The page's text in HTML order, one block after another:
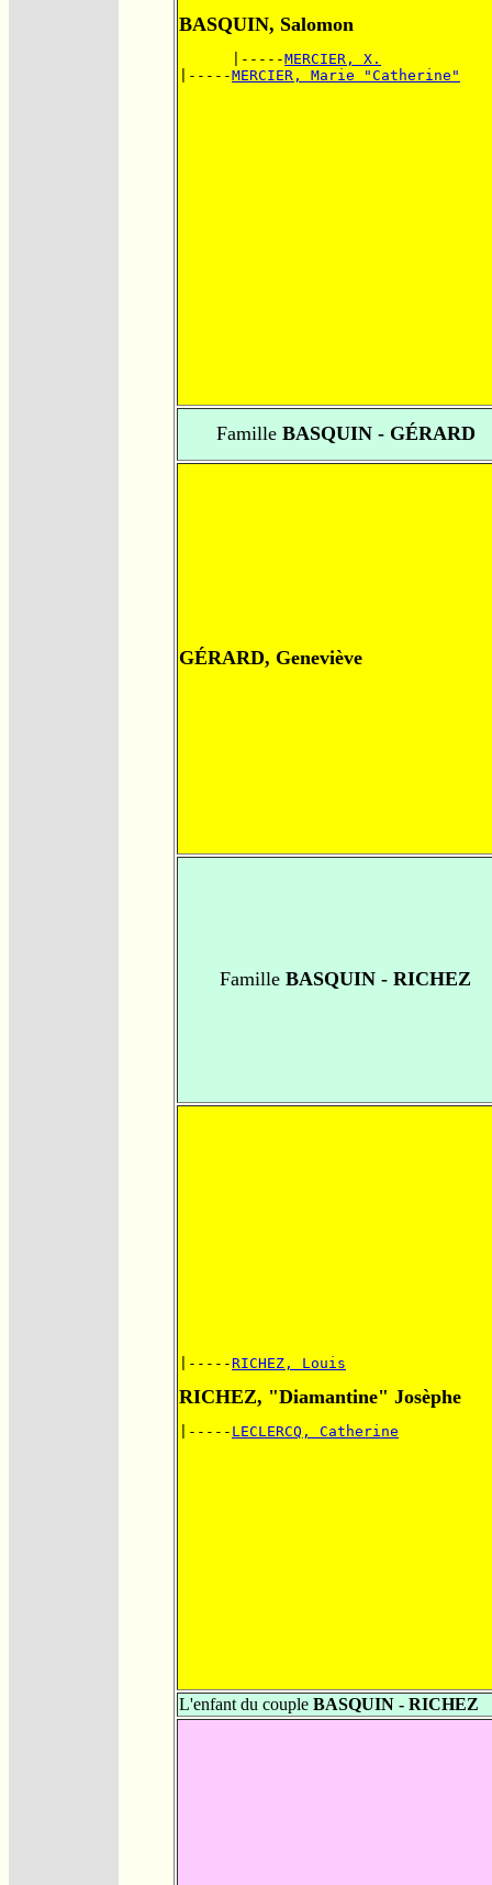
BASQUIN, Salomon
      |-----
MERCIER, X.
|-----MERCIER, Marie "Catherine"
FamilleBASQUIN - GÉRARD
GÉRARD, Geneviève
Famille BASQUIN - RICHEZ
|-----RICHEZ, Louis
RICHEZ, "Diamantine" Josèphe
|----- LECLERCQ, Catherine
L'enfant du couple BASQUIN - RICHEZ